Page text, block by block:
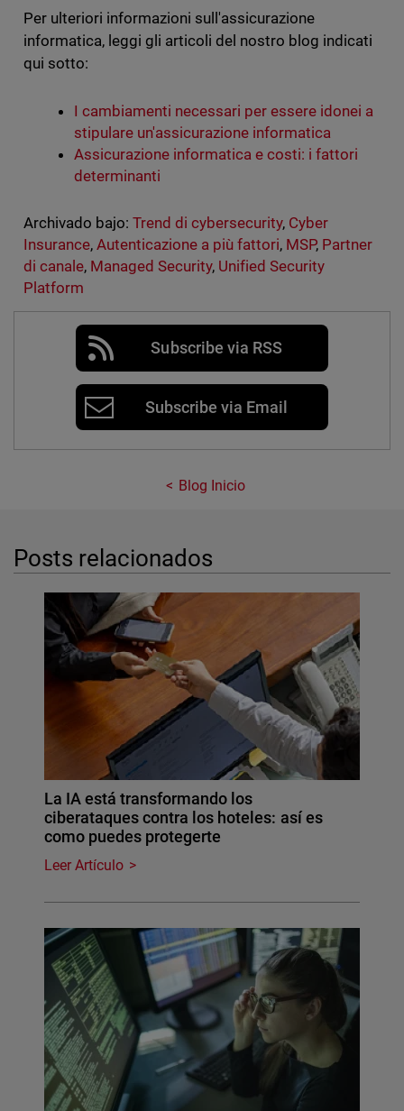
Per ulteriori informazioni sull'assicurazione
informatica, leggi gli articoli del nostro blog indicati
qui sotto:
I cambiamenti necessari per essere idonei a
stipulare un'assicurazione informatica
Assicurazione informatica e costi: i fattori
determinanti
Archivado bajo: Trend di cybersecurity, Cyber
Insurance, Autenticazione a più fattori, MSP, Partner
di canale, Managed Security, Unified Security
Platform
Subscribe via RSS
Subscribe via Email
Blog Inicio
Posts relacionados
La IA está transformando los
ciberataques contra los hoteles: así es
como puedes protegerte
Leer Artículo